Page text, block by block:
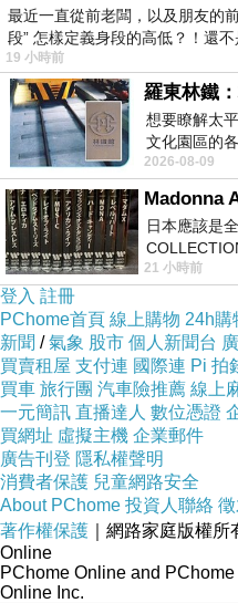
◎有效舒緩及改善肌
美的調理對策
◎天然植物萃取配方
易刺激
◎草本修護因子-
合精粹，具有溫和舒
◎高效鎖水強化肌膚保
生，維持緊緻輕彈的
◎添加複合型神經醯胺
持肌膚皮脂膜完整性，
◎適用於任何肌膚型態
用
最近一直從前老闆，以及朋友的
段” 怎樣定義身段的高低？！還
19 小時前
羅東林鐵
想要瞭解太
文化園區的
以到林鐵館
2026-08-09
日本應該是
美國都沒對
21 小時前
登入 註冊
PChome首頁 線上購物 24h購
新聞 /氣象 股市 個人新聞台
買賣租屋 支付連 國際連 Pi 拍
買車 旅行團 汽車險推薦 線上
一元簡訊 直播達人 數位憑證
買網址 虛擬主機 企業郵件
廣告刊登 隱私權聲明
消費者保護 兒童網路安全
About PChome 投資人聯絡
著作權保護 ｜網路家庭版權
Online
PChome Online and
Online Inc.